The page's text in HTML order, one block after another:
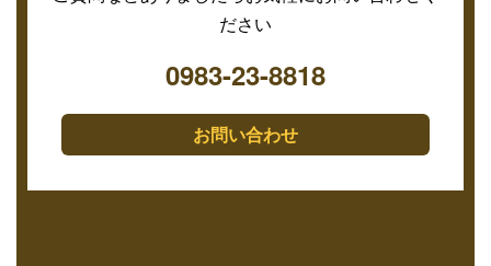
ださい
0983-23-8818
お問い合わせ